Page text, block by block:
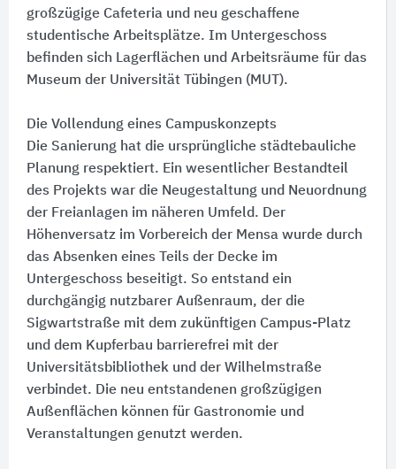
großzügige Cafeteria und neu geschaffene
studentische Arbeitsplätze. Im Untergeschoss
befinden sich Lagerflächen und Arbeitsräume für das
Museum der Universität Tübingen (MUT).
Die Vollendung eines Campuskonzepts
Die Sanierung hat die ursprüngliche städtebauliche
Planung respektiert. Ein wesentlicher Bestandteil
des Projekts war die Neugestaltung und Neuordnung
der Freianlagen im näheren Umfeld. Der
Höhenversatz im Vorbereich der Mensa wurde durch
das Absenken eines Teils der Decke im
Untergeschoss beseitigt. So entstand ein
durchgängig nutzbarer Außenraum, der die
Sigwartstraße mit dem zukünftigen Campus-Platz
und dem Kupferbau barrierefrei mit der
Universitätsbibliothek und der Wilhelmstraße
verbindet. Die neu entstandenen großzügigen
Außenflächen können für Gastronomie und
Veranstaltungen genutzt werden.